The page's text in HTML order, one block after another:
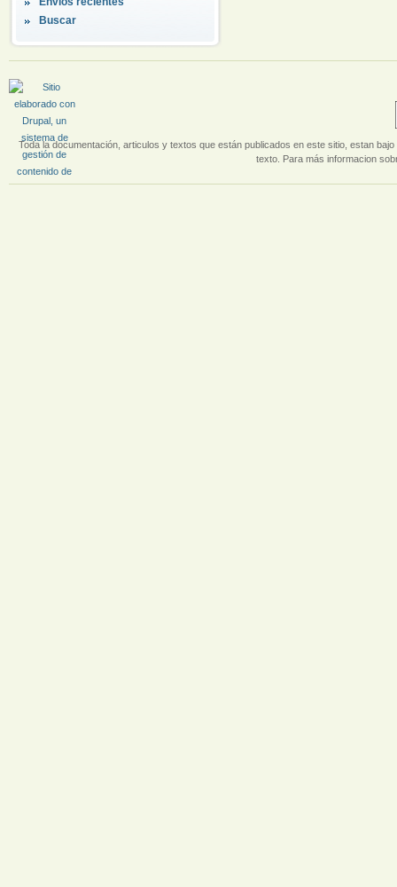
Buscar
Toda la documentación, articulos y textos que están publicados en este sitio, estan
texto. Para más informacion